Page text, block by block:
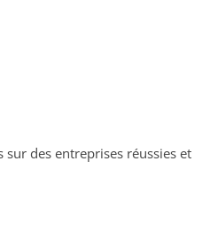
sur des entreprises réussies et